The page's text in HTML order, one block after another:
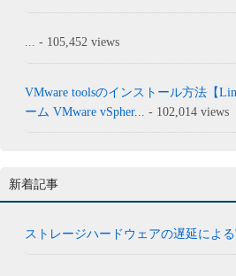
... - 105,452 views
VMware toolsのインストール方法【
ーム VMware vSpher...
- 102,014 views
新着記事
ストレージハードウェアの遅延によ